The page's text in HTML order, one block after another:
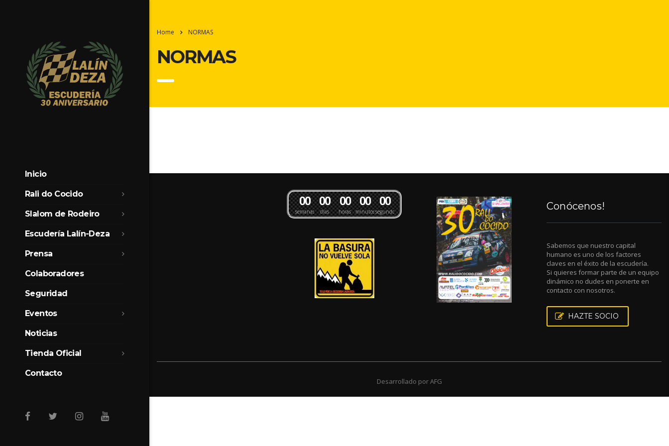
Inicio
Rali do Cocido
Slalom de Rodeiro
Escudería Lalín-Deza
Prensa
Colaboradores
Seguridad
Eventos
Noticias
Tienda Oficial
Contacto
Home NORMAS
NORMAS
semanas
00
días
00
horas
00
minutos
00
segundos
00 Conócenos!
Sabemos que nuestro capital
humano es uno de los factores
claves en el éxito de la escudería.
Si quieres formar parte de un equipo
dinámico no dudes en ponerte en
contacto con nosotros.
HAZTE SOCIO
Desarrollado porAFG